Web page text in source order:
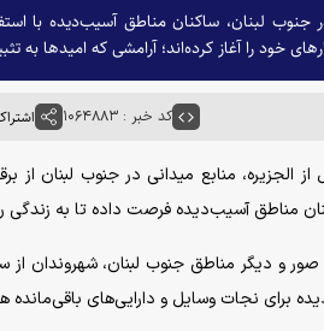
لبنان، ساکنان مناطق آسیب‌دیده با
خود را آغاز کرده‌اند؛ آرامشی که امیدها
کد خبر : ۱۰۶۴۸۸۳
از الجزیره، منابع میدانی در جنوب لبنان
مناطق آسیب‌دیده فرصت داده تا به زندگی
و دیگر مناطق جنوب لبنان، شهروندان از
برای نجات وسایل و دارایی‌های باقی‌مانده